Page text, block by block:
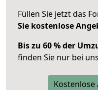
Füllen Sie jetzt das
Sie kostenlose
Bis zu 60 % der
finden Sie nur bei